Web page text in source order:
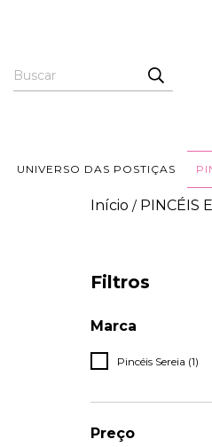
UNIVERSO DAS POSTIÇAS
Início / PINCÉIS
Filtros
Marca
Pincéis Sereia (1)
Preço